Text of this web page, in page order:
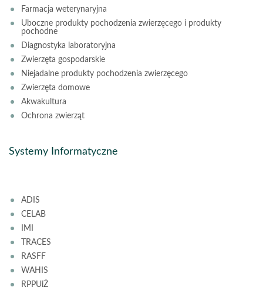
Farmacja weterynaryjna
Uboczne produkty pochodzenia zwierzęcego i produkty
pochodne
Diagnostyka laboratoryjna
Zwierzęta gospodarskie
Niejadalne produkty pochodzenia zwierzęcego
Zwierzęta domowe
Akwakultura
Ochrona zwierząt
Systemy Informatyczne
ADIS
CELAB
IMI
TRACES
RASFF
WAHIS
RPPUiŻ